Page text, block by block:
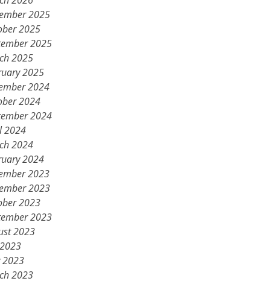
2025
2025
2025
2025
2025
2024
2024
2024
2024
2024
2024
2023
2023
2023
2023
2023
2023
2023